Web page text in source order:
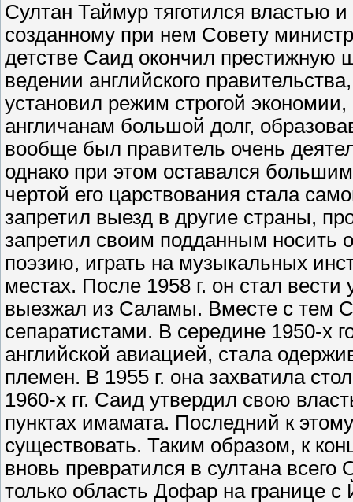
Султан Таймур тяготился властью
созданному при нем Совету
детстве Саид окончил престижную
ведении английского
установил режим строгой
англичанам большой долг,
вообще был правитель очень
однако при этом оставался
чертой его царствования стала
запретил выезд в другие страны,
запретил своим подданным носить
поэзию, играть на музыкальных
местах. После 1958 г. он стал
выезжал из Саламы. Вместе с тем
сепаратистами. В середине 1950-х
английской авиацией, стала
племен. В 1955 г. она захватила
1960-х гг. Саид утвердил свою
пунктах имамата. Последний к
существовать. Таким образом, к
вновь превратился в султана
только область Дофар на границе